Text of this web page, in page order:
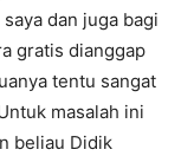
dan juga bagi
gratis dianggap
tentu sangat
masalah ini
beliau Didik